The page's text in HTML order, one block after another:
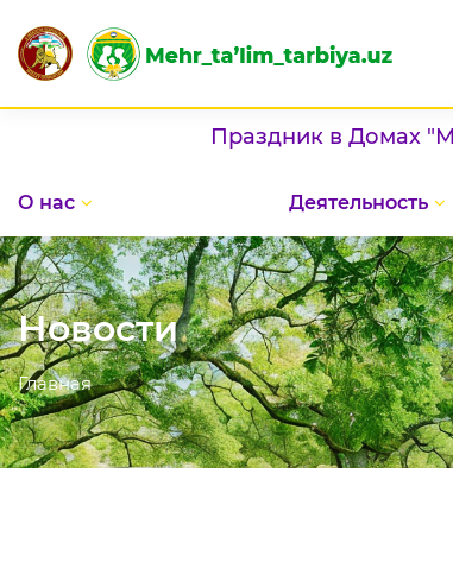
в Домах "Мехрибонлик":
О нас Деятельность
Новости
Главная